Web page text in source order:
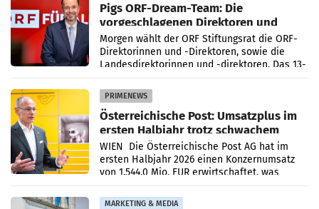
Pigs ORF-Dream-Team: Die
vorgeschlagenen Direktoren und
Direktorinnen
Morgen wählt der ORF Stiftungsrat die ORF-
Direktorinnen und -Direktoren, sowie die
Landesdirektorinnen und -direktoren. Das 13-
köpfige Wunschteam des ab 1. Jänner 2027
amtierenden
PRIMENEWS
Österreichische Post: Umsatzplus im
ersten Halbjahr trotz schwachem
Briefgeschäft
WIEN Die Österreichische Post AG hat im
ersten Halbjahr 2026 einen Konzernumsatz
von 1.544,0 Mio. EUR erwirtschaftet, was
einem Plus von 3,8 Prozent gegenüber dem
Vergleichszeitraum
MARKETING & MEDIA